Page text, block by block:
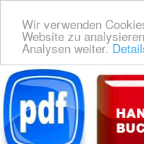
Wir verwenden
Website zu
Analysen weiter.
Deutsche Bedienungsanleitung